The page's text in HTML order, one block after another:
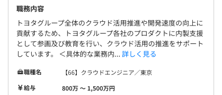
職務内容
トヨタグループ全体のクラウド活用推進や開発速度の向上に
貢献するため、トヨタグループ各社のプロダクトに内製支援
として参画及び教育を行い、クラウド活用の推進をサポート
しています。 ＜具体的な業務内... 詳しく見る
職種名
【66】クラウドエンジニア／東京
給与
800万 〜 1,500万円